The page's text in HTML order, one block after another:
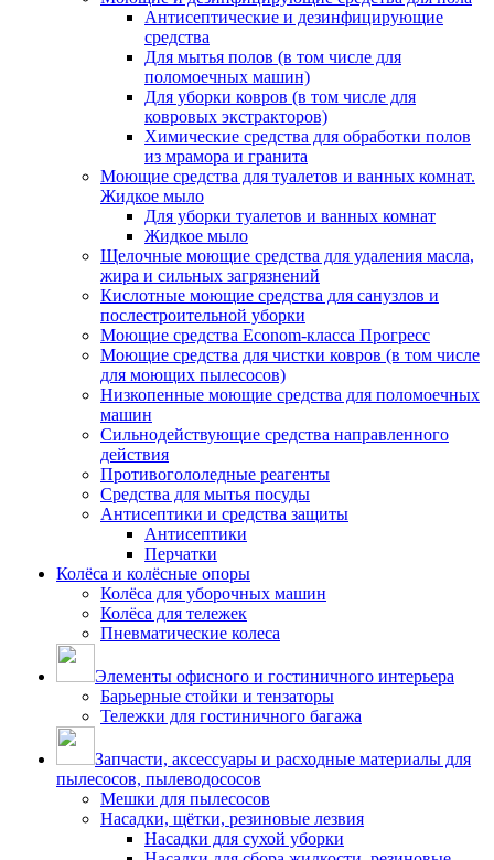
Антисептические и дезинфицирующие
средства
Для мытья полов (в том числе для
поломоечных машин)
Для уборки ковров (в том числе для
ковровых экстракторов)
Химические средства для обработки полов
из мрамора и гранита
Моющие средства для туалетов и ванных комнат.
Жидкое мыло
Для уборки туалетов и ванных комнат
Жидкое мыло
Щелочные моющие средства для удаления масла,
жира и сильных загрязнений
Кислотные моющие средства для санузлов и
послестроительной уборки
Моющие средства Econom-класса Прогресс
Моющие средства для чистки ковров (в том числе
для моющих пылесосов)
Низкопенные моющие средства для поломоечных
машин
Сильнодействующие средства направленного
действия
Противогололедные реагенты
Средства для мытья посуды
Антисептики и средства защиты
Антисептики
Перчатки
Колёса и колёсные опоры
Колёса для уборочных машин
Колёса для тележек
Пневматические колеса
Элементы офисного и гостиничного интерьера
Барьерные стойки и тензаторы
Тележки для гостиничного багажа
Запчасти, аксессуары и расходные материалы для
пылесосов, пылеводососов
Мешки для пылесосов
Насадки, щётки, резиновые лезвия
Насадки для сухой уборки